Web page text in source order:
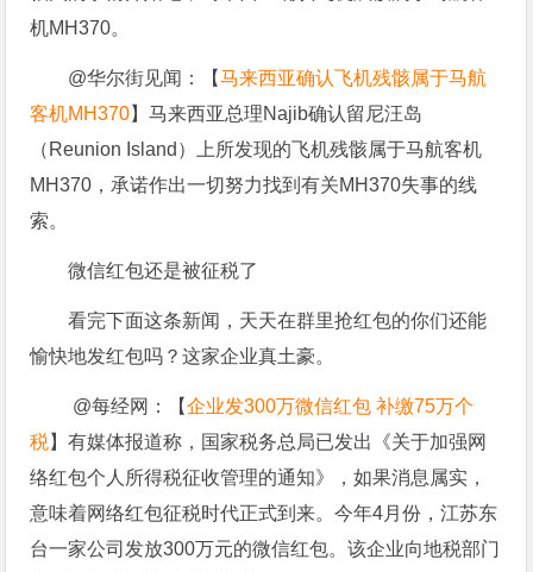
机MH370。
@华尔街见闻：【马来西亚确认飞机残骸属于马航
客机MH370】马来西亚总理Najib确认留尼汪岛
（Reunion Island）上所发现的飞机残骸属于马航客机
MH370，承诺作出一切努力找到有关MH370失事的线
索。
微信红包还是被征税了
看完下面这条新闻，天天在群里抢红包的你们还能
愉快地发红包吗？这家企业真土豪。
@每经网：【企业发300万微信红包 补缴75万个
税】有媒体报道称，国家税务总局已发出《关于加强网
络红包个人所得税征收管理的通知》，如果消息属实，
意味着网络红包征税时代正式到来。今年4月份，江苏东
台一家公司发放300万元的微信红包。该企业向地税部门